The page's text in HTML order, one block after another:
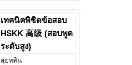
เทคนิคพิชิตข้อสอบ
HSKK 高级 (สอบพูด
ระดับสูง)
สุ่ยหลิน